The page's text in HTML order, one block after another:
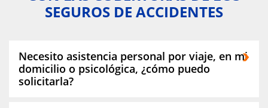
SEGUROS DE ACCIDENTES
Necesito asistencia personal por viaje, en mi
domicilio o psicológica, ¿cómo puedo
solicitarla?